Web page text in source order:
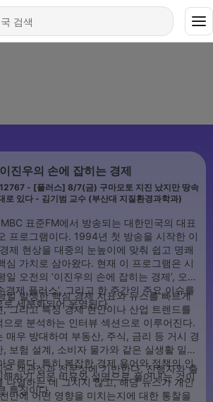
진우의 손에 잡히는 경제
12767 - [플러스] 8/7(금) 구마모토 지진 났지만 땅속
로 있다 - 김기범 교수 (부산대 지질환경과학과)
표준FM에서 방송되는 대한민국의 대표
프로그램이다. 1994년 첫 방송을 시작한 이
제 현상을 대중의 눈높이에 맞춰 쉽고 명쾌
심 가치로 삼아왔다. 현재 이 프로그램은 시
오전의 ‘이진우의 손에 잡히는 경제’, 오후
경제 플러스’, 그리고 한 주간의 주요 이슈를
세분화되어 운영된다.
일 발생한 핵심 경제 지표와 뉴스를 빠르게
그리고 특정 경제 현안이나 산업 트렌드를
로 분석하는 인터뷰 섹션으로 이루어진다.
매우 방대하여 부동산, 주식, 금리 등 거시 경
보험 설계, 소비자 물가와 같은 실생활 밀착
우른다. 특히 복잡한 경제 용어와 정책의 인
하기 쉬운 비유와 설명으로 풀어내는 것이
특징이다.
은 객관성과 전문성에 기반한다. 진행자와 출
나열하는 데 그치지 않고, 해당 뉴스가 개인
반에 어떤 영향을 미치는지에 대한 통찰을